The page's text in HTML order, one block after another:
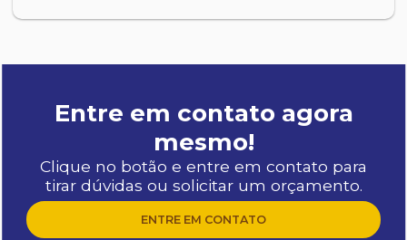
Entre em contato agora
mesmo!
Clique no botão e entre em contato para
tirar dúvidas ou solicitar um orçamento.
ENTRE EM CONTATO